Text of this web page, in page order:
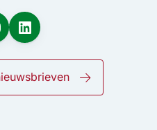
LinkedIn